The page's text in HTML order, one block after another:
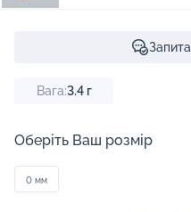
Вага:3.4г
Оберіть Ваш розмір
0 мм